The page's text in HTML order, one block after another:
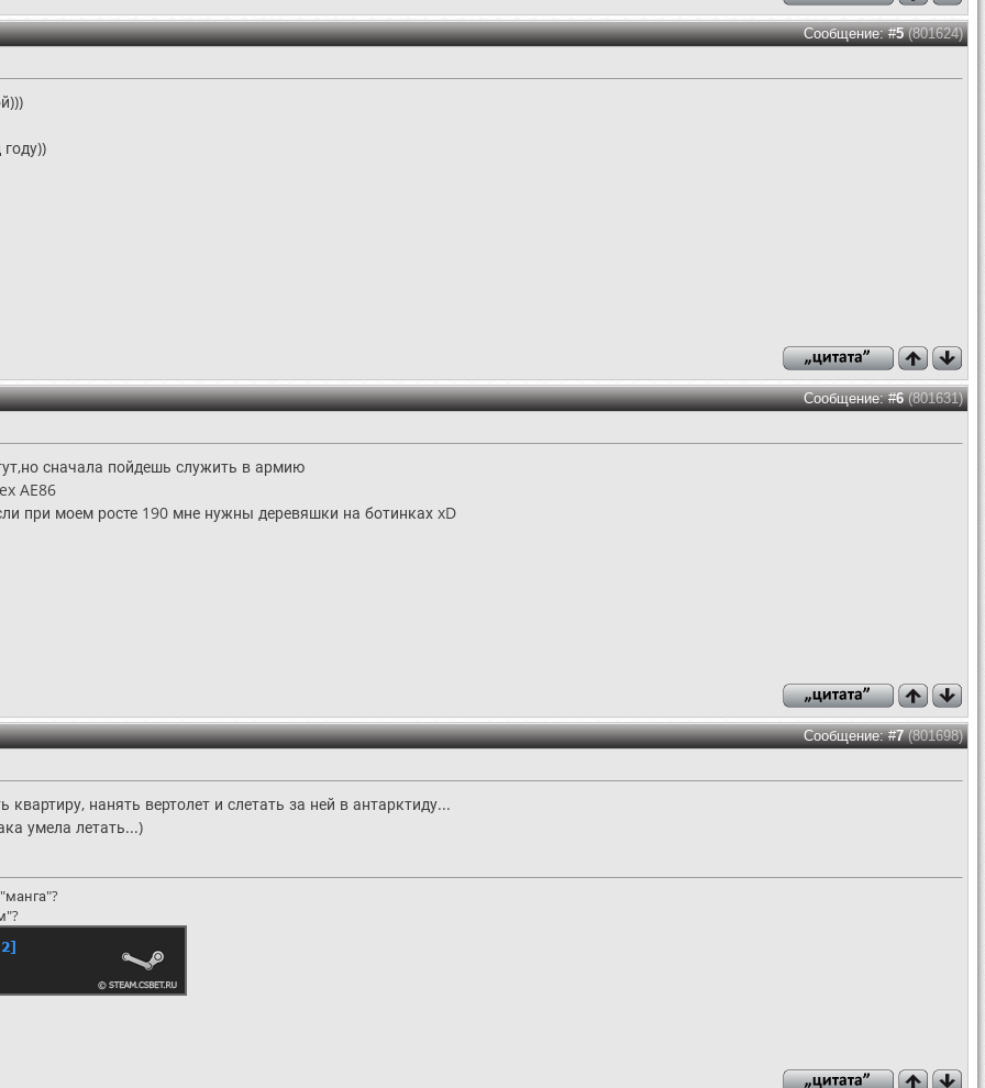
Сообщение: #5(801624)
Сообщение: #6(801631)
сначала пойдешь служить в армию
AE86
при моем росте 190 мне нужны деревяшки на ботинках xD
Сообщение: #7(801698)
нанять вертолет и слетать за ней в антарктиду...
умела летать...)